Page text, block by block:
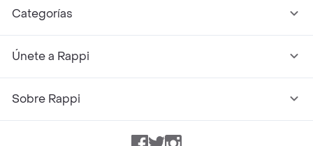
Categorías
Únete a Rappi
Sobre Rappi
Facebook
TwitterInstagram